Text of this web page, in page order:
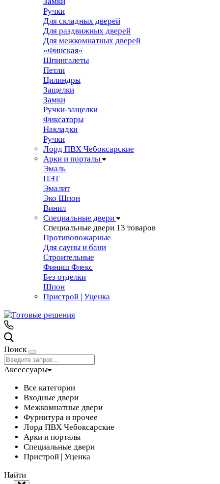
Ручки
Для складных дверей
Для раздвижных дверей
Для межкомнатных дверей
«Финская»
Шпингалеты
Петли
Цилиндры
Защелки
Замки
Ручки-защелки
Фиксаторы
Накладки
Ручки
Лорд ПВХ Чебоксарские
Арки и порталы
Эмаль
ПЭТ
Эмалит
Эко Шпон
Винил
Специальные двери
Специальные двери 13 товаров
Противопожарные
Для сауны и бани
Строительные
Финиш Флекс
Без отделки
Шпон
Пристрой | Уценка
Поиск
Аксессуары
Все категории
Входные двери
Межкомнатные двери
Фурнитура и прочее
Лорд ПВХ Чебоксарские
Арки и порталы
Специальные двери
Пристрой | Уценка
Найти